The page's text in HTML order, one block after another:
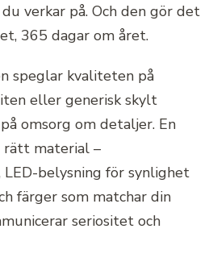
verkar på. Och den gör det
365 dagar om året.
speglar kvaliteten på
eller generisk skylt
omsorg om detaljer. En
rätt material –
belysning för synlighet
färger som matchar din
seriositet och